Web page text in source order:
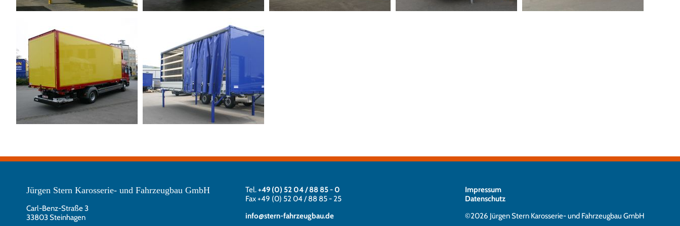
Jürgen Stern Karosserie- und Fahrzeugbau GmbH
Carl-Benz-Straße 3
33803 Steinhagen
Tel.+49 (0) 52 04 / 88 85 - 0
Fax +49 (0) 52 04 / 88 85 - 25
info@stern-fahrzeugbau.de
Impressum
Datenschutz
©2026 Jürgen Stern Karosserie- und Fahrzeugbau GmbH